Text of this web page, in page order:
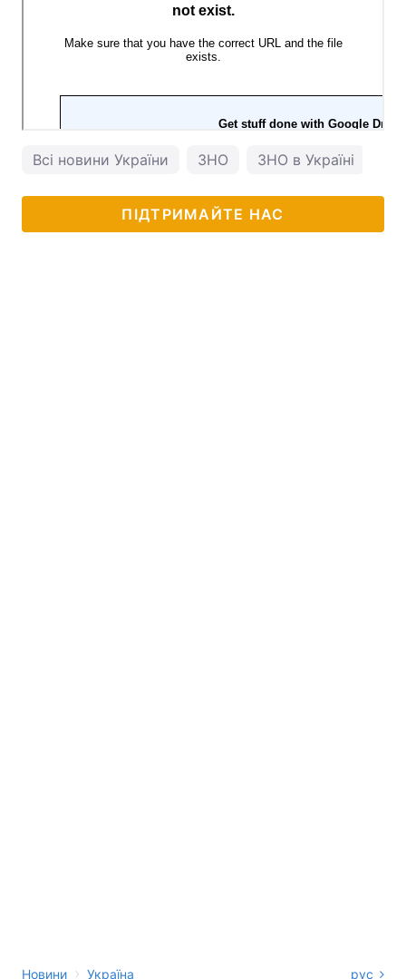
Всі новини України ЗНО ЗНО в Україні
ПІДТРИМАЙТЕ НАС
Новини › Україна рус